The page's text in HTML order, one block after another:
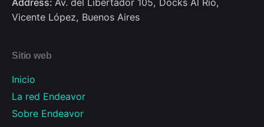
Address: Av. del Libertador 105, Docks Al Río,
Vicente López, Buenos Aires
Sitio web
Inicio
La red Endeavor
Sobre Endeavor